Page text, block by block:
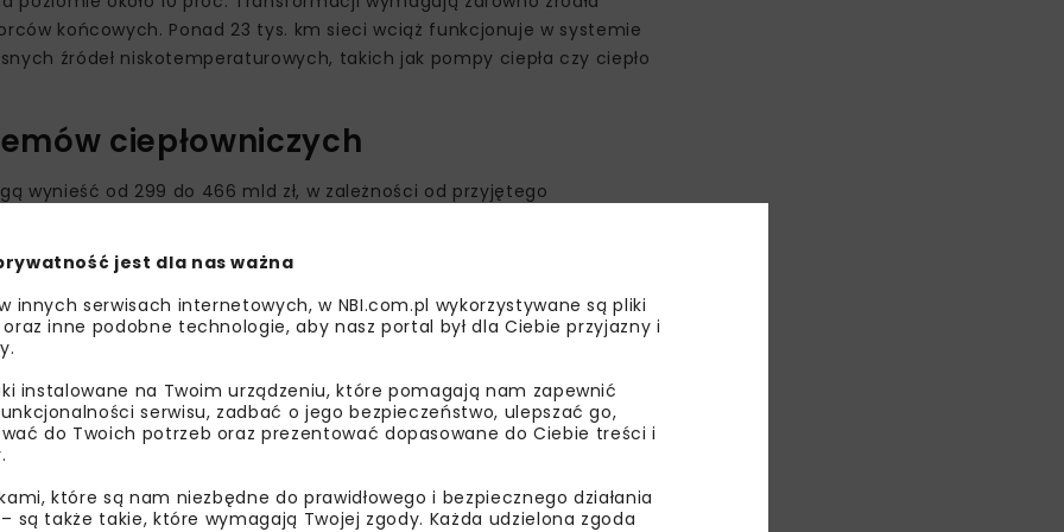
końcowych. Ponad 23 tys. km sieci wciąż funkcjonuje w systemie
źródeł niskotemperaturowych, takich jak pompy ciepła czy ciepło
ciepłowniczych
wynieść od 299 do 466 mld zł, w zależności od przyjętego
sieci przesyłowych oraz instalacji odbiorczych. Zgodnie z unijną
muszą stopniowo przekształcać systemy w tzw. efektywne
źródeł. Po 2035 roku udział ciepła odnawialnego
celów
jest dla nas ważna
innych serwisach internetowych, w NBI.com.pl wykorzystywane są pliki
inne podobne technologie, aby nasz portal był dla Ciebie przyjazny i
instalowane na Twoim urządzeniu, które pomagają nam zapewnić
serwisu, zadbać o jego bezpieczeństwo, ulepszać go,
do Twoich potrzeb oraz prezentować dopasowane do Ciebie treści i
które są nam niezbędne do prawidłowego i bezpiecznego działania
są także takie, które wymagają Twojej zgody. Każda udzielona zgoda